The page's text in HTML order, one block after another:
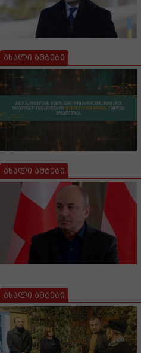
ახალი ამბები
ახალი ამბები
ახალი ამბები